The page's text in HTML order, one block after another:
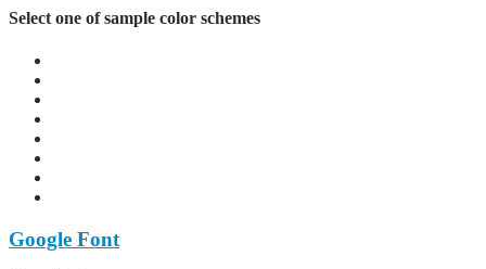
Select one of sample color schemes
Google Font